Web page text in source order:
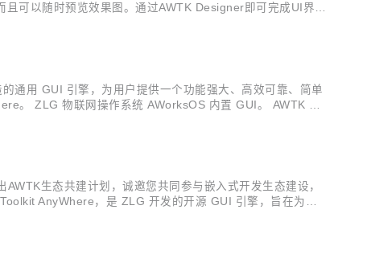
可以随时预览效果图。通过AWTK Designer即可完成UI界面
通用 GUI 引擎，为用户提供一个功能强大、高效可靠、简单
。 ZLG 物联网操作系统 AWorksOS 内置 GUI。 AWTK 源
生态共建计划，诚邀您共同参与嵌入式开发生态建设，
AnyWhere，是 ZLG 开发的开源 GUI 引擎，旨在为嵌入